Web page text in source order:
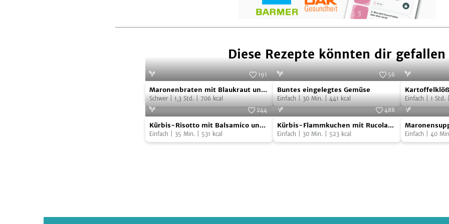
Diese Rezepte könnten dir gefallen
Maronenbraten
mit
Blaukraut
und
Rosenkohlsauce
Foto:
191
Maronenbraten mit Blaukraut und
Rosenkohlsauce
Schwer|1,3 Std.|706kcal
Buntes
eingelegtes
Gemüse
Foto:
56
Buntes eingelegtes Gemüse
Einfach|30 Min.|441kcal
mit
Räuchertofu-
Füllung
und
Pilzsauce
Füllung und
Einfach|1 Std.
Kürbis-
Risotto
mit
Franziska von "Have a Try"
244
Kürbis-Risotto mit Balsamico und
Kürbiskernen
Einfach 35 Min. 531 kcal
Kürbis-
Flammkuchen
mit
Foto: SevenCooks
488
Kürbis-Flammkuchen mit Rucola-
Haube
Einfach 30 Min. 523kcal Einfach 40